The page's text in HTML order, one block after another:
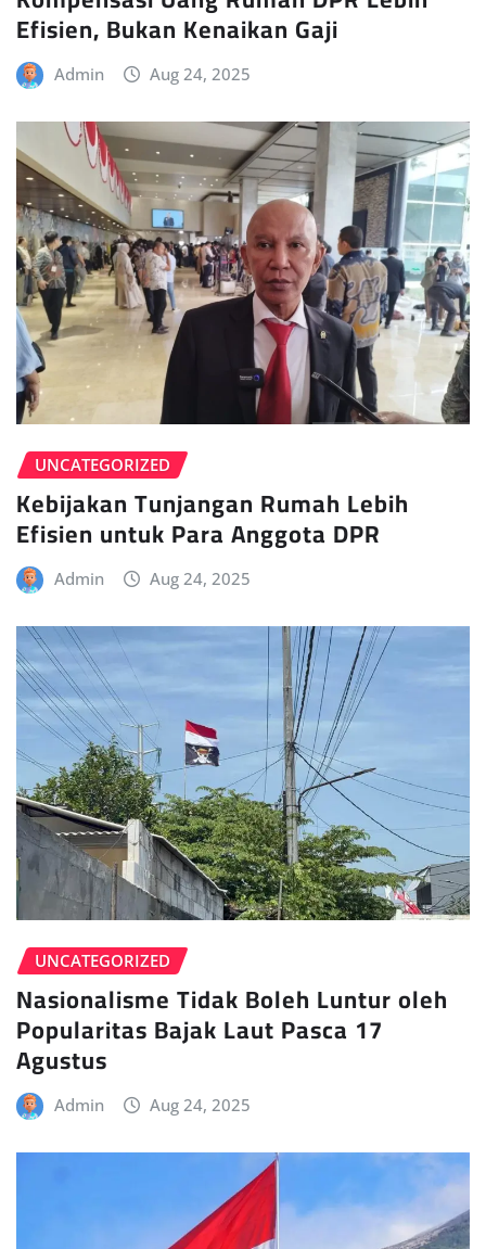
Efisien, Bukan Kenaikan Gaji
Admin Aug 24, 2025
UNCATEGORIZED
Kebijakan Tunjangan Rumah Lebih
Efisien untuk Para Anggota DPR
Admin Aug 24, 2025
UNCATEGORIZED
Nasionalisme Tidak Boleh Luntur oleh
Popularitas Bajak Laut Pasca 17
Agustus
Admin Aug 24, 2025